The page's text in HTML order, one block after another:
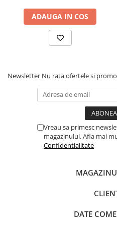
Hrana Uscata Caini
Greutatea câinelui în kg -
Informațiile furnizate sunt
vârstă, sex, rasă sau
Vă rugăm să furnizați
Depozitați produsul într-un
6kg - 120g
8kg - 149g
ADAUGA IN COS
Newsletter Nu rata ofertele si
Vreau sa primesc
magazinului. Afla mai
Confidentialitate
DATE